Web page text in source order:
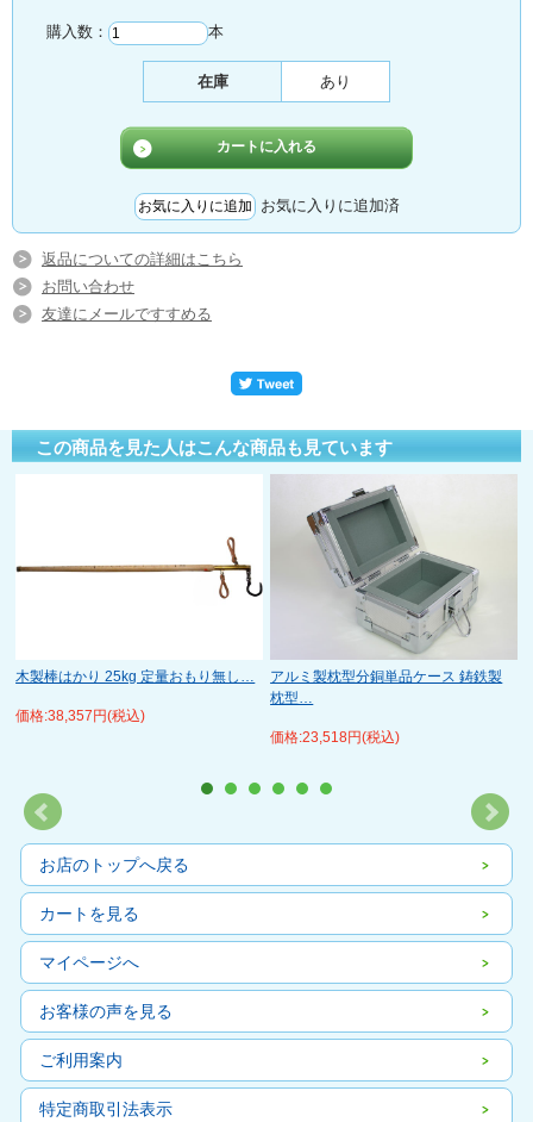
購入数： 本
在庫 あり
お気に入りに追加済
返品についての詳細はこちら
お問い合わせ
友達にメールですすめる
この商品を見た人はこんな商品も見ています
木製棒はかり 25kg 定量おもり無し…
価格:38,357円(税込)
アルミ製枕型分銅単品ケース 鋳鉄製
枕型…
価格:23,518円(税込)
お店のトップへ戻る
カートを見る
マイページへ
お客様の声を見る
ご利用案内
特定商取引法表示